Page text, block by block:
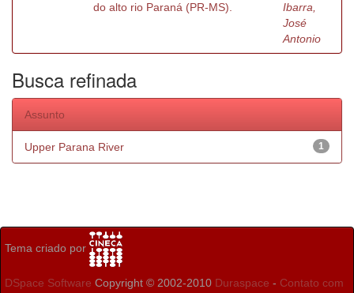
do alto rio Paraná (PR-MS).
Ibarra,
José
Antonio
Busca refinada
Assunto
1
Upper Parana River
Tema criado por
DSpace Software Copyright © 2002-2010 Duraspace - Contato com